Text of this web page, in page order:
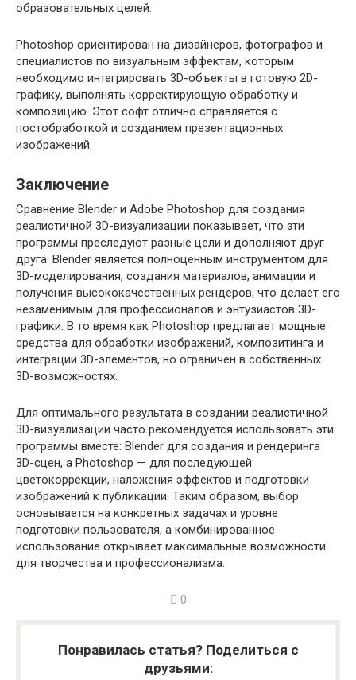
образовательных целей.
Photoshop ориентирован на дизайнеров, фотографов и
специалистов по визуальным эффектам, которым
необходимо интегрировать 3D-объекты в готовую 2D-
графику, выполнять корректирующую обработку и
композицию. Этот софт отлично справляется с
постобработкой и созданием презентационных
изображений.
Заключение
Сравнение Blender и Adobe Photoshop для создания
реалистичной 3D-визуализации показывает, что эти
программы преследуют разные цели и дополняют друг
друга. Blender является полноценным инструментом для
3D-моделирования, создания материалов, анимации и
получения высококачественных рендеров, что делает его
незаменимым для профессионалов и энтузиастов 3D-
графики. В то время как Photoshop предлагает мощные
средства для обработки изображений, композитинга и
интеграции 3D-элементов, но ограничен в собственных
3D-возможностях.
Для оптимального результата в создании реалистичной
3D-визуализации часто рекомендуется использовать эти
программы вместе: Blender для создания и рендеринга
3D-сцен, а Photoshop — для последующей
цветокоррекции, наложения эффектов и подготовки
изображений к публикации. Таким образом, выбор
основывается на конкретных задачах и уровне
подготовки пользователя, а комбинированное
использование открывает максимальные возможности
для творчества и профессионализма.
0
Понравилась статья? Поделиться с
друзьями: